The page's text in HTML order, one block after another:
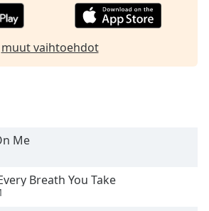
muut vaihtoehdot
Me
Breath You Take